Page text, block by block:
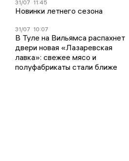
31/07 11:45
Новинки летнего сезона
31/07 10:07
В Туле на Вильямса распахнет
двери новая «Лазаревская
лавка»: свежее мясо и
полуфабрикаты стали ближе